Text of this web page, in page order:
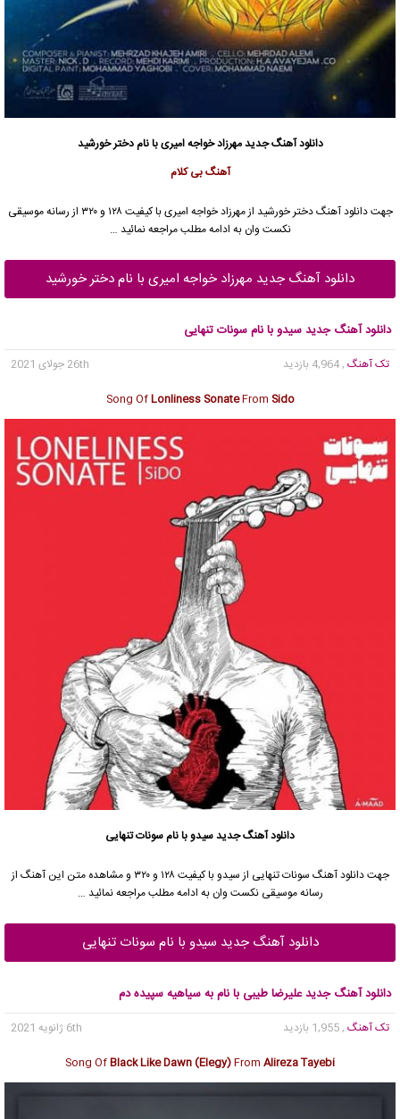
دانلود آهنگ جدیدمهرزاد خواجه امیریبا نام دختر خورشید
آهنگ بی کلام
جهت دانلود آهنگ دختر خورشید ازمهرزاد خواجه امیری
با کیفیت ۱۲۸ و ۳۲۰ از رسانه موسیقی
نکست وان به ادامه مطلب مراجعه نمائید …
دانلود آهنگ جدید مهرزاد خواجه امیری با نام دختر خورشید
دانلود آهنگ جدید سیدو با نام سونات تنهایی
تک آهنگ , 4,964 بازدید
26th جولای 2021
Song OfLonliness SonateFrom Sido
دانلود آهنگ جدیدسیدوبا نام سونات تنهایی
جهت دانلود آهنگ سونات تنهایی از سیدو
با کیفیت ۱۲۸ و ۳۲۰ و مشاهده متن این آهنگ از
رسانه موسیقی نکست وان به ادامه مطلب مراجعه نمائید …
دانلود آهنگ جدید سیدو با نام سونات تنهایی
دانلود آهنگ جدید علیرضا طیبی با نام به سیاهیه سپیده دم
تک آهنگ , 1,955 بازدید
6th ژانویه 2021
Song OfBlack Like Dawn (Elegy)From Alireza Tayebi